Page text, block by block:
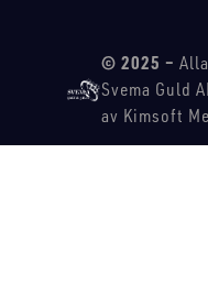
© 2025 –
Svema Guld
av Kimsoft